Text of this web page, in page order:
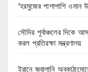
‘হরমুজের পাশাপাশি ওমান
সৌদির পূর্বাঞ্চলের দিকে
করল প্রতিরক্ষা মন্ত্রণালয়
ইরানে জ্বালানি